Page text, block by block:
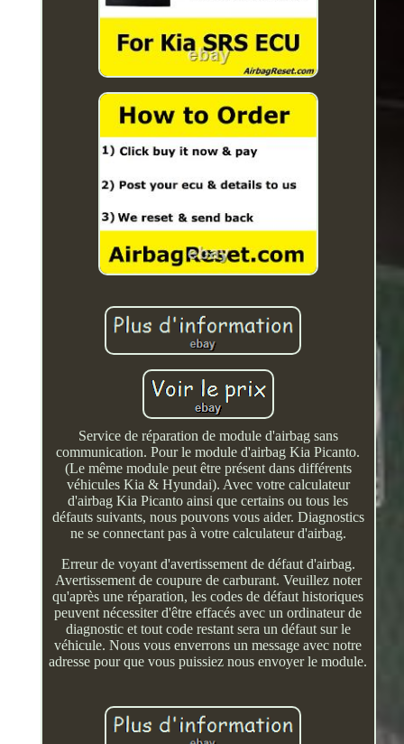
Service de réparation de module d'airbag sans
communication. Pour le module d'airbag Kia Picanto.
(Le même module peut être présent dans différents
véhicules Kia & Hyundai). Avec votre calculateur
d'airbag Kia Picanto ainsi que certains ou tous les
défauts suivants, nous pouvons vous aider. Diagnostics
ne se connectant pas à votre calculateur d'airbag.
Erreur de voyant d'avertissement de défaut d'airbag.
Avertissement de coupure de carburant. Veuillez noter
qu'après une réparation, les codes de défaut historiques
peuvent nécessiter d'être effacés avec un ordinateur de
diagnostic et tout code restant sera un défaut sur le
véhicule. Nous vous enverrons un message avec notre
adresse pour que vous puissiez nous envoyer le module.